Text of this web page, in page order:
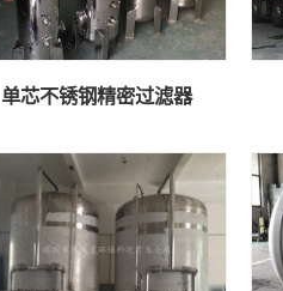
单芯不锈钢精密过滤器